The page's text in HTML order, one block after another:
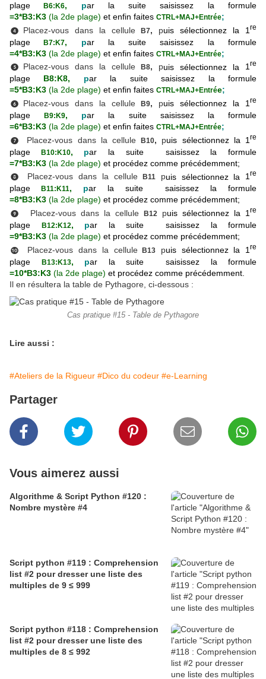
plage B6:K6, par la suite saisissez la formule
=3*B3:K3 (la 2de plage) et enfin faites CTRL+MAJ+Entrée;
❹ Placez-vous dans la cellule B7, puis sélectionnez la 1re
plage B7:K7, par la suite saisissez la formule
=4*B3:K3 (la 2de plage) et enfin faites CTRL+MAJ+Entrée;
❺ Placez-vous dans la cellule B8, puis sélectionnez la 1re
plage B8:K8, par la suite saisissez la formule
=5*B3:K3 (la 2de plage) et enfin faites CTRL+MAJ+Entrée;
❻ Placez-vous dans la cellule B9, puis sélectionnez la 1re
plage B9:K9, par la suite saisissez la formule
=6*B3:K3 (la 2de plage) et enfin faites CTRL+MAJ+Entrée;
❼ Placez-vous dans la cellule B10, puis sélectionnez la 1re
plage B10:K10, par la suite saisissez la formule
=7*B3:K3 (la 2de plage) et procédez comme précédemment;
❽ Placez-vous dans la cellule B11 puis sélectionnez la 1re
plage B11:K11, par la suite saisissez la formule
=8*B3:K3 (la 2de plage) et procédez comme précédemment;
❾ Placez-vous dans la cellule B12 puis sélectionnez la 1 re
plage B12:K12, par la suite saisissez la formule
=9*B3:K3 (la 2de plage) et procédez comme précédemment;
❿ Placez-vous dans la celluleB13 puis sélectionnez la 1re
plage B13:K13, par la suite saisissez la formule
=10*B3:K3 (la 2de plage) et procédez comme précédemment.
Il en résultera la table de Pythagore, ci-dessous :
Cas pratique #15 - Table de Pythagore
Lire aussi :
#Ateliers de la Rigueur #Dico du codeur #e-Learning
Partager
Vous aimerez aussi
Algorithme & Script Python #120 :
Nombre mystère #4
Script python #119 : Comprehension
list #2 pour dresser une liste des
multiples de 9 ≤ 999
Script python #118 : Comprehension
list #2 pour dresser une liste des
multiples de 8 ≤ 992